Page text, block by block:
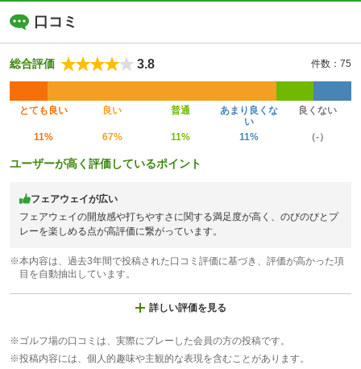
口コミ
総合評価 3.8 件数：75
とても良い 良い 普通
あまり良くな
い
良くない
11% 67% 11% 11% （-）
ユーザーが高く評価しているポイント
フェアウェイが広い
フェアウェイの開放感や打ちやすさに関する満足度が高く、のびのびとプ
レーを楽しめる点が高評価に繋がっています。
※本内容は、過去3年間で投稿された口コミ評価に基づき、評価が高かった項
目を自動抽出しています。
詳しい評価を見る
※ゴルフ場の口コミは、実際にプレーした会員の方の投稿です。
※投稿内容には、個人的趣味や主観的な表現を含むことがあります。